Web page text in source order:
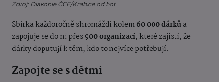
Zdroj: Diakonie ČCE/Krabice od bot
Sbírka každoročně shromáždí kolem60 000 dárkůa
zapojuje se do ní přes900 organizací, které zajistí, že
dárky doputují k těm, kdo to nejvíce potřebují.
Zapojte se s dětmi